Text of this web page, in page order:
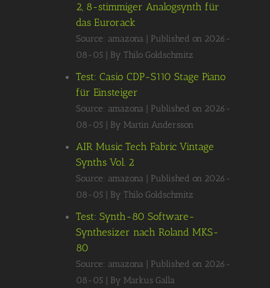
2, 8-stimmiger Analogsynth für
das Eurorack
Source: amazona
Published on 2026-
08-05
By Thilo Goldschmitz
Test: Casio CDP-S110 Stage Piano
für Einsteiger
Source: amazona
Published on 2026-
08-05
By Martin Andersson
AIR Music Tech Fabric Vintage
Synths Vol. 2
Source: amazona
Published on 2026-
08-05
By Thilo Goldschmitz
Test: Synth-80 Software-
Synthesizer nach Roland MKS-
80
Source: amazona
Published on 2026-
08-05
By Markus Galla